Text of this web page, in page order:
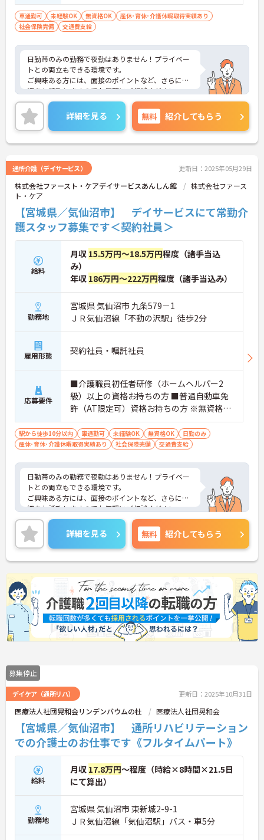
者、未経験者応相談
車通勤可 未経験OK 無資格OK
産休･育休･介護休暇取得実績あり
社会保険完備
交通費支給
日勤帯のみの勤務で夜勤はありません！プライベー
トとの両立もできる環境です。
ご興味ある方には、面接のポイントなど、さらに詳
細をお話致しますのでお気軽にご相談ください。
詳細を見る 無料 紹介してもらう
通所介護（デイサービス） 更新日：2025年05月29日
株式会社ファースト・ケアデイサービスあんしん館
株式会社ファース
ト・ケア
【宮城県／気仙沼市】 デイサービスにて常勤介
護スタッフ募集です＜契約社員＞
給料
月収 15.5万円～18.5万円程度（諸手当込
み）
年収 186万円～222万円程度（諸手当込み）
勤務地
宮城県 気仙沼市 九条579－1
ＪＲ気仙沼線「不動の沢駅」徒歩2分
雇用形態 契約社員・嘱託社員
応募要件
■介護職員初任者研修（ホームヘルパー2
級）以上の資格お持ちの方 ■普通自動車免
許（AT限定可）資格お持ちの方 ※無資格
者、未経験者応相談
駅から徒歩10分以内 車通勤可 未経験OK 無資格OK
日勤のみ
産休･育休･介護休暇取得実績あり
社会保険完備 交通費支給
日勤帯のみの勤務で夜勤はありません！プライベー
トとの両立もできる環境です。
ご興味ある方には、面接のポイントなど、さらに詳
細をお話致しますのでお気軽にご相談ください。
詳細を見る 無料 紹介してもらう
募集停止
デイケア（通所リハ） 更新日：2025年10月31日
医療法人社団晃和会リンデンバウムの杜 医療法人社団晃和会
【宮城県／気仙沼市】 通所リハビリテーション
での介護士のお仕事です《フルタイムパート》
給料
月収 17.8万円～程度（時給×8時間×21.5日
にて算出）
勤務地
宮城県 気仙沼市 東新城2-9-1
ＪＲ気仙沼線「気仙沼駅」バス・車5分